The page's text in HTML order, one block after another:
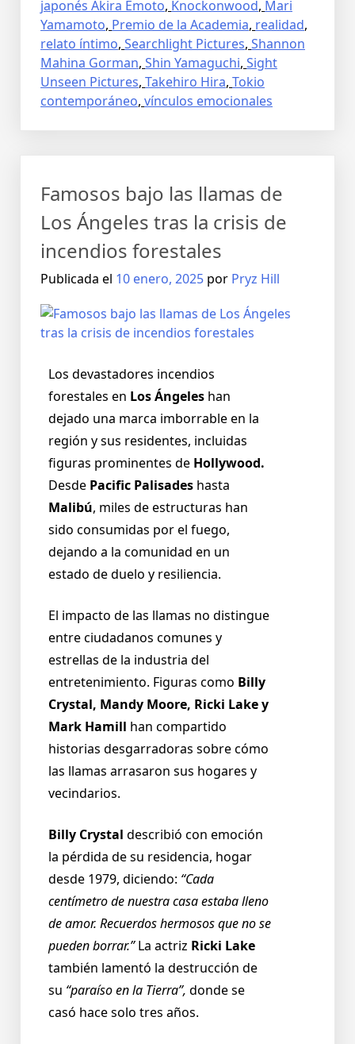
japonés Akira Emoto, Knockonwood, Mari
Yamamoto, Premio de la Academia, realidad,
relato íntimo, Searchlight Pictures, Shannon
Mahina Gorman, Shin Yamaguchi, Sight
Unseen Pictures, Takehiro Hira, Tokio
contemporáneo, vínculos emocionales
Famosos bajo las llamas de
Los Ángeles tras la crisis de
incendios forestales
Publicada el 10 enero, 2025 por Pryz Hill
Los devastadores incendios
forestales en Los Ángeles han
dejado una marca imborrable en la
región y sus residentes, incluidas
figuras prominentes de Hollywood.
Desde Pacific Palisades hasta
Malibú, miles de estructuras han
sido consumidas por el fuego,
dejando a la comunidad en un
estado de duelo y resiliencia.
El impacto de las llamas no distingue
entre ciudadanos comunes y
estrellas de la industria del
entretenimiento. Figuras como Billy
Crystal, Mandy Moore, Ricki Lake y
Mark Hamill han compartido
historias desgarradoras sobre cómo
las llamas arrasaron sus hogares y
vecindarios.
Billy Crystal describió con emoción
la pérdida de su residencia, hogar
desde 1979, diciendo: “Cada
centímetro de nuestra casa estaba lleno
de amor. Recuerdos hermosos que no se
pueden borrar.”La actriz Ricki Lake
también lamentó la destrucción de
su “paraíso en la Tierra”, donde se
casó hace solo tres años.